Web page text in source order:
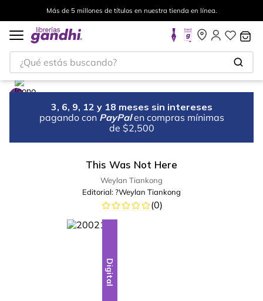
Más de 5 millones de títulos en nuestra tienda en línea.
¿Qué estás buscando?
3, 6, 9, 12 y 18 meses sin intereses
pagando con PayPal en compras mínimas
de $2,500
This Was Not Here
Weylan Tiankong
Editorial: ?Weylan Tiankong
(0)
Digital